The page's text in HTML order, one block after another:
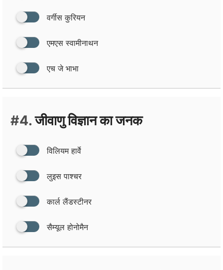
वर्गीस कुरियन
एमएस स्‍वामीनाथन
एच जे भाभा
#4.जीवाणु विज्ञान का जनक
विलियम हार्वे
लुइस पाश्‍चर
कार्ल लैंडस्‍टीनर
सैम्‍यूल होनोमैन